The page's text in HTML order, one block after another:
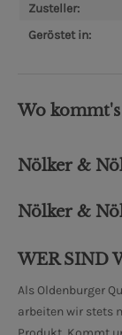
Zusteller:
Geröstet in:
Wo kommt's
Nölker &
Nölker &
WER SIND
Als Oldenburger
arbeiten wir stets